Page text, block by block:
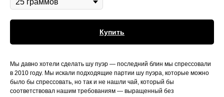
Купить
Мы давно хотели сделать шу пуэр — последний блин мы спрессовали
в 2010 году. Мы искали подходящие партии шу пуэра, которые можно
было бы спрессовать, но так и не нашли чай, который бы
соответствовал нашим требованиям — выращенный без